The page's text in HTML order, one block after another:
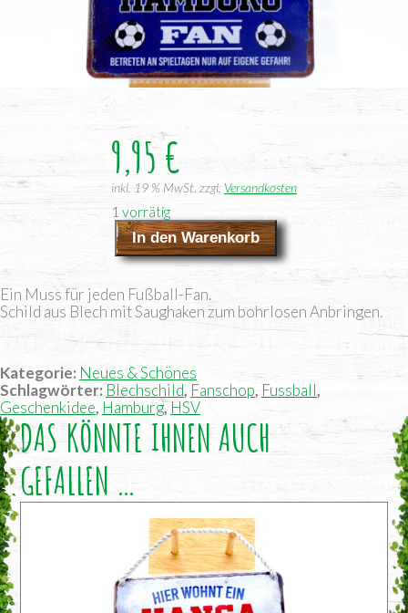
9,95€
inkl. 19 % MwSt. zzgl. Versandkosten
1 vorrätig
Fußball
Fan-
"Hamburg"
Menge
In den Warenkorb
Ein Muss für jeden Fußball-Fan.
Schild aus Blech mit Saug­ha­ken zum bohr­lo­sen Anbringen.
Kategorie: Neues & Schönes
Schlagwörter: Blechschild, Fanschop, Fussball,
Geschenkidee, Hamburg,HSV
DAS KÖNNTE IHNEN AUCH
GEFALLEN …